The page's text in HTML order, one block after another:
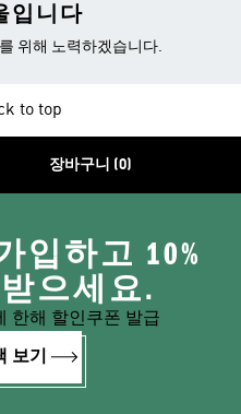
입니다
위해 노력하겠습니다.
to top
장바구니 (0)
입하고 10%
으세요.
한해 할인쿠폰 발급
보기